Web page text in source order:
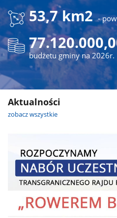
53,7 km2 -
budżetu gminy na 2026r.
Aktualności
zobacz wszystkie